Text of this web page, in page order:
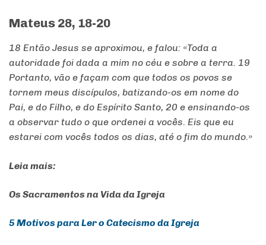
Mateus 28, 18-20
18 Então Jesus se aproximou, e falou: «Toda a
autoridade foi dada a mim no céu e sobre a terra. 19
Portanto, vão e façam com que todos os povos se
tornem meus discípulos, batizando-os em nome do
Pai, e do Filho, e do Espírito Santo, 20 e ensinando-os
a observar tudo o que ordenei a vocês. Eis que eu
estarei com vocês todos os dias, até o fim do mundo.»
Leia mais:
Os Sacramentos na Vida da Igreja
5 Motivos para Ler o Catecismo da Igreja